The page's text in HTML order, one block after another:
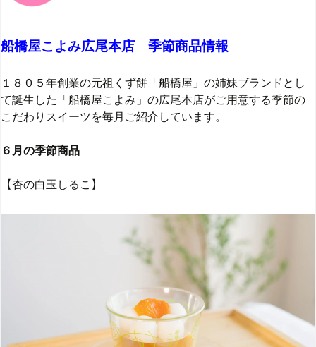
船橋屋こよみ広尾本店 季節商品情報
１８０５年創業の元祖くず餅「船橋屋」の姉妹ブランドとし
て誕生した「船橋屋こよみ」の広尾本店がご用意する季節の
こだわりスイーツを毎月ご紹介しています。
６月の季節商品
【杏の白玉しるこ】